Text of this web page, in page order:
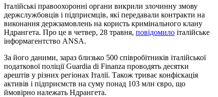
Італійські правоохоронні органи викрили злочинну змову
держслужбовців і підприємців, які передавали контракти на
виконання держзамовлень на користь кримінального клану
Ндрангета. Про це в четвер, 28 травня, повідомило італійське
інформагентство ANSA.
За його даними, зараз близько 500 співробітників італійської
податкової поліції Guardia di Finanza проводять десятки
арештів у різних регіонах Італії. Також триває конфіскація
активів і підприємств на суму понад 103 млн євро, що
ймовірно належать Ндрангета.